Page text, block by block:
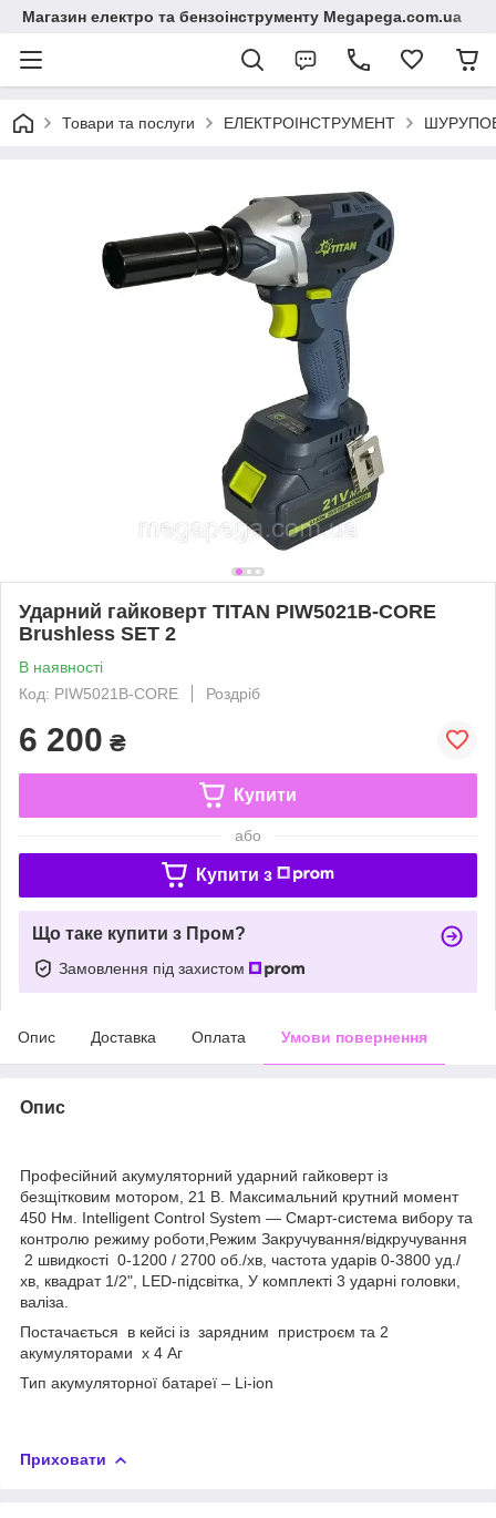
Магазин електро та бензоінструменту Megapega.com.ua
Товари та послуги ЕЛЕКТРОІНСТРУМЕНТ
Ударний гайковерт TITAN PIW5021B-CORE
Brushless SET 2
В наявності
Код: PIW5021B-CORE
Роздріб
6 200 ₴
Купити
або
Купити з
Що таке купити з Пром?
Замовлення під захистом
Опис Доставка Оплата Умови повернення
Опис
Професійний акумуляторний ударний гайковерт із
безщітковим мотором, 21 В. Максимальний крутний момент
450 Нм. Intelligent Control System — Смарт-система вибору та
контролю режиму роботи,Режим Закручування/відкручування
2 швидкості 0-1200 / 2700 об./хв, частота ударів 0-3800 уд./
хв, квадрат 1/2", LED-підсвітка, У комплекті 3 ударні головки,
валіза.
Постачається в кейсі із зарядним пристроєм та 2
акумуляторами х 4 Аг
Тип акумуляторної батареї – Li-ion
Приховати